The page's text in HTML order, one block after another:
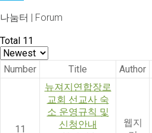
나눔터 | Forum
Total 11
Number Title Author
11
뉴져지연합장로
교회 선교사 숙
소 운영규칙 및
신청안내
웹지